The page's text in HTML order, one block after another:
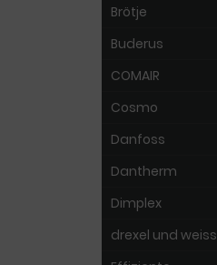
Brötje
Buderus
COMAIR
Cosmo
Danfoss
Dantherm
Dimplex
drexel und weiss